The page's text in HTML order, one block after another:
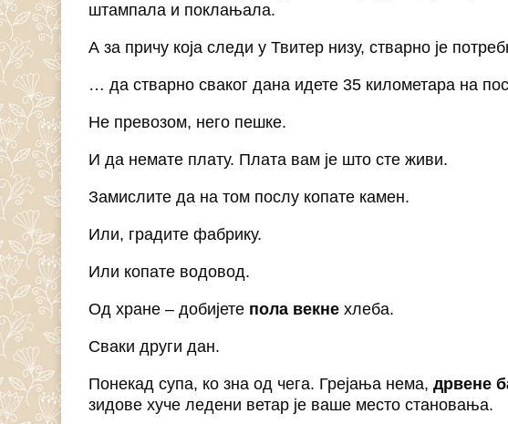
штампала и поклањала.
А за причу која следи у Твитер низу, стварно је
… да стварно сваког дана идете 35 километара на
Не превозом, него пешке.
И да немате плату. Плата вам је што сте живи.
Замислите да на том послу копате камен.
Или, градите фабрику.
Или копате водовод.
Од хране – добијете пола векнехлеба.
Сваки други дан.
Понекад супа, ко зна од чега. Грејања нема,дрвене
зидове хуче ледени ветар је ваше место становања.